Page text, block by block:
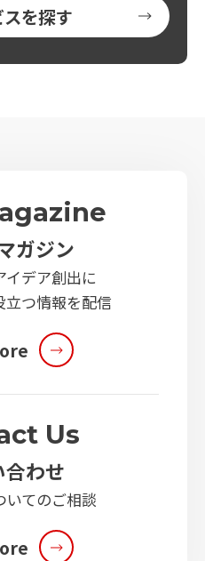
を探す
ガジン
デア創出に
立つ情報を配信
Us
合わせ
いてのご相談